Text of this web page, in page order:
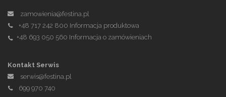
zamowienia@festina.pl
+48 717 242 800 Informacja produktowa
+48 693 050 560 Informacja o zamówieniach
Kontakt Serwis
serwis@festina.pl
699 970 740